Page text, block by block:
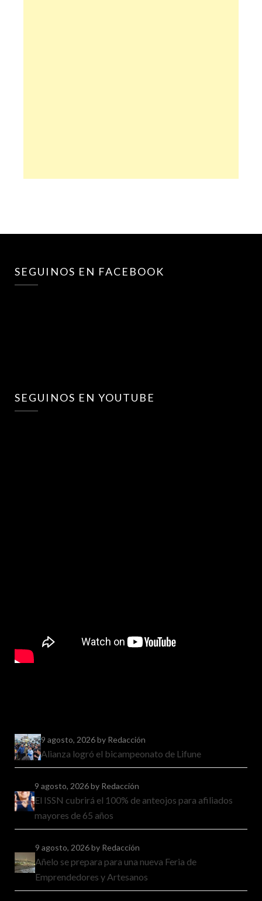
SEGUINOS EN FACEBOOK
SEGUINOS EN YOUTUBE
9 agosto, 2026by Redacción
Alianza logró el bicampeonato de Lifune
9 agosto, 2026by Redacción
El ISSN cubrirá el 100% de anteojos para afiliados
mayores de 65 años
9 agosto, 2026by Redacción
Añelo se prepara para una nueva Feria de
Emprendedores y Artesanos